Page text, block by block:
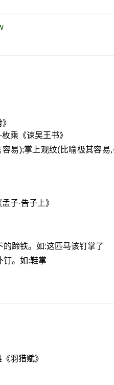
乘《谏吴王书》
易);掌上观纹(比喻极其容
子·告子上》
蹄铁。如:这匹马该钉掌了
钉。如:鞋掌
羽猎赋》